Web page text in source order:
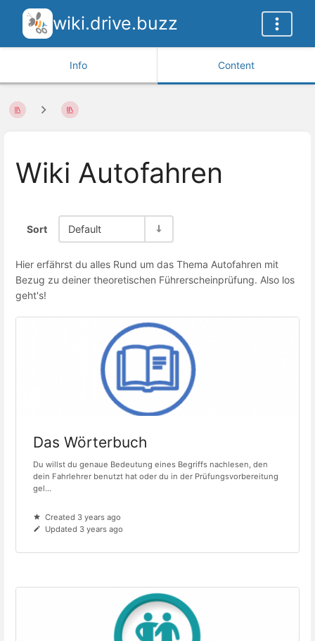
wiki.drive.buzz
Info Content
Wiki Autofahren
Sort Default
Hier erfährst du alles Rund um das Thema Autofahren mit
Bezug zu deiner theoretischen Führerscheinprüfung. Also los
geht's!
Das Wörterbuch
Du willst du genaue Bedeutung eines Begriffs nachlesen, den
dein Fahrlehrer benutzt hat oder du in der Prüfungsvorbereitung
gel...
Created 3 years ago
Updated 3 years ago